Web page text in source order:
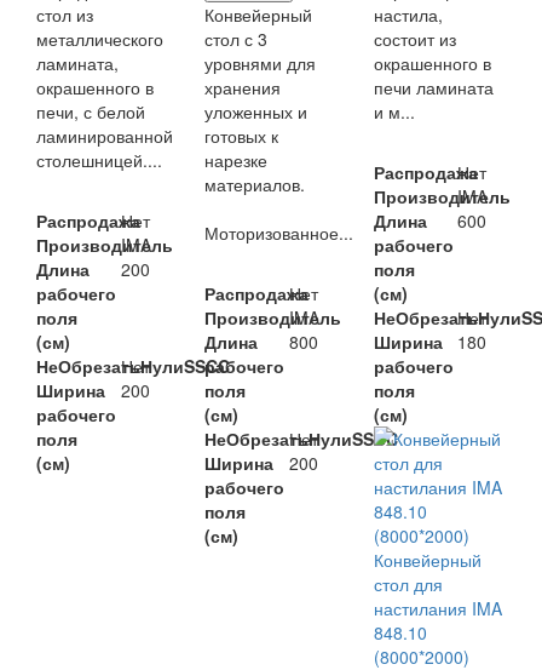
стол из
металлического
ламината,
окрашенного в
печи, с белой
ламинированной
столешницей....
Распродажа
Нет
Производитель
IMA
Длина
рабочего
поля
(см)
200
НеОбрезатьНулиSSCC
Нет
Ширина
рабочего
поля
(см)
200
Конвейерный
стол с 3
уровнями для
хранения
уложенных и
готовых к
нарезке
материалов.
Моторизованное...
Распродажа
Нет
Производитель
IMA
Длина
рабочего
поля
(см)
800
НеОбрезатьНулиSSCC
Нет
Ширина
рабочего
поля
(см)
200
настила,
состоит из
окрашенного в
печи ламината
и м...
Распродажа
Нет
Производитель
IMA
Длина
рабочего
поля
(см)
600
Нет
Ширина
рабочего
поля
(см)
180
Конвейерный
стол для
настилания IMA
848.10
(8000*2000)